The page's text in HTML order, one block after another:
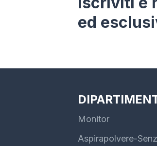
ed
Monitor
Aspirapolvere-